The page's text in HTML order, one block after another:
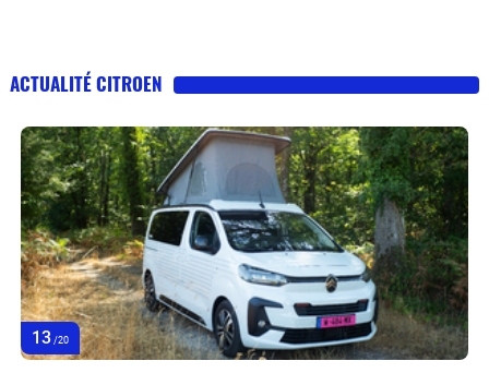
ACTUALITÉ CITROEN
13 /20